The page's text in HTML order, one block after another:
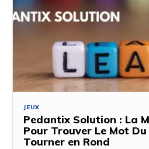
JEUX
Pedantix Solution : La
Pour Trouver Le Mot
Tourner en Rond